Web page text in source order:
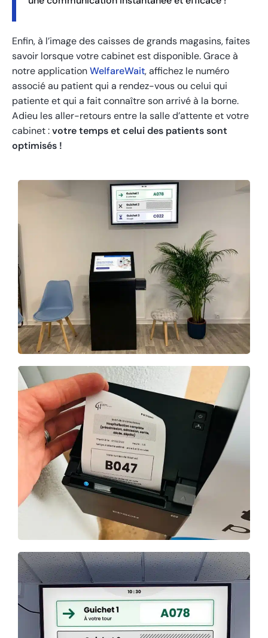
Enfin, à l’image des caisses de grands magasins, faites
savoir lorsque votre cabinet est disponible. Grace à
notre applicationWelfareWait, affichez le numéro
associé au patient qui a rendez-vous ou celui qui
patiente et qui a fait connaître son arrivé à la borne.
Adieu les aller-retours entre la salle d’attente et votre
cabinet :votre temps et celui des patients sont
optimisés !